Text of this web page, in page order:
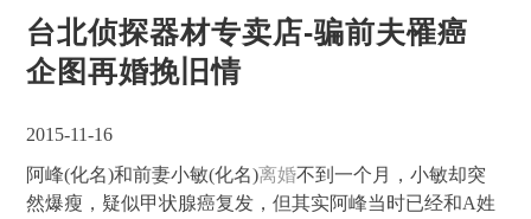
台北侦探器材专卖店-骗前夫罹癌
企图再婚挽旧情
2015-11-16
阿峰(化名)和前妻小敏(化名)离婚不到一个月，小敏却突
然爆瘦，疑似甲状腺癌复发，但其实阿峰当时已经和A姓